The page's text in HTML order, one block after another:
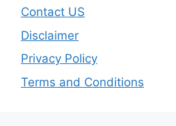
Contact US
Disclaimer
Privacy Policy
Terms and Conditions